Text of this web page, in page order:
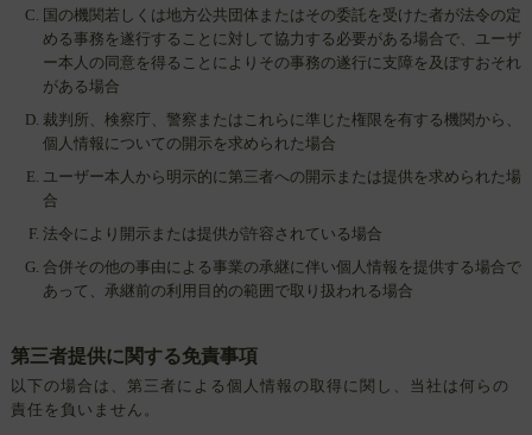
国の機関若しくは地方公共団体またはその委託を受けた者が法令の定
める事務を遂行することに対して協力する必要がある場合で、ユーザ
ー本人の同意を得ることによりその事務の遂行に支障を及ぼすおそれ
がある場合
裁判所、検察庁、警察またはこれらに準じた権限を有する機関から、
個人情報についての開示を求められた場合
ユーザー本人から明示的に第三者への開示または提供を求められた場
合
法令により開示または提供が許容されている場合
合併その他の事由による事業の承継に伴い個人情報を提供する場合で
あって、承継前の利用目的の範囲で取り扱われる場合
第三者提供に関する免責事項
以下の場合は、第三者による個人情報の取得に関し、当社は何らの
責任を負いません。